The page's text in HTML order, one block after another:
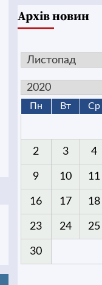
Архів новин
Пн Вт Ср
2 3 4
9 10 11
16 17 18
23 24 25
30